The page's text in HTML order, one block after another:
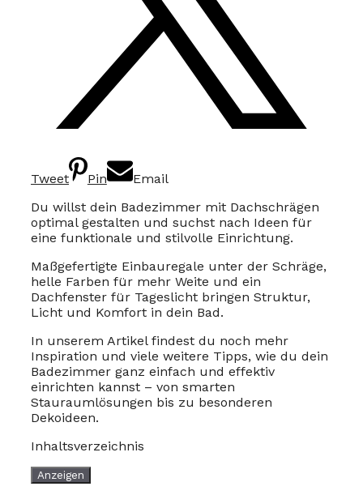
Tweet Pin
Email
Du willst dein Badezimmer mit Dachschrägen
optimal gestalten und suchst nach Ideen für
eine funktionale und stilvolle Einrichtung.
Maßgefertigte Einbauregale unter der Schräge,
helle Farben für mehr Weite und ein
Dachfenster für Tageslicht bringen Struktur,
Licht und Komfort in dein Bad.
In unserem Artikel findest du noch mehr
Inspiration und viele weitere Tipps, wie du dein
Badezimmer ganz einfach und effektiv
einrichten kannst – von smarten
Stauraumlösungen bis zu besonderen
Dekoideen.
Inhaltsverzeichnis
Anzeigen